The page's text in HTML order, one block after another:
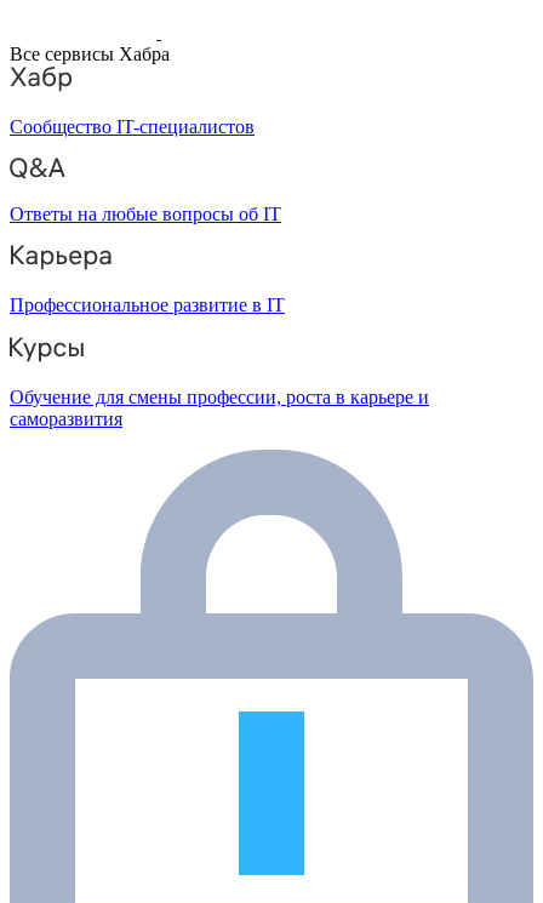
Все сервисы Хабра
Сообщество IT-специалистов
Ответы на любые вопросы об IT
Профессиональное развитие в IT
Обучение для смены профессии, роста в карьере и
саморазвития